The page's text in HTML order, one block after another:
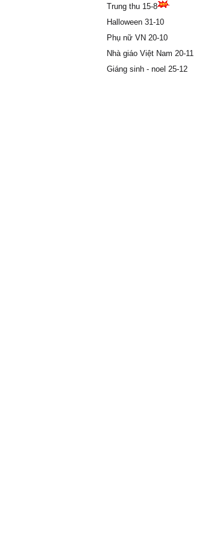
Trung thu 15-8
Halloween 31-10
Phụ nữ VN 20-10
Nhà giáo Việt Nam 20-11
Giáng sinh - noel 25-12